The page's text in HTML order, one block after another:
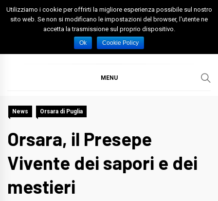
Skip
Spazio Foggia
Foggia News Calcio Eventi e Attività nella Capitanata
MENU
News Orsara di Puglia
Orsara, il Presepe
Vivente dei sapori e dei
mestieri
Utilizziamo i cookie per offrirti la migliore esperienza possibile sul nostro
sito web. Se non si modificano le impostazioni del browser, l'utente ne
accetta la trasmissione sul proprio dispositivo.
Ok Cookie Policy